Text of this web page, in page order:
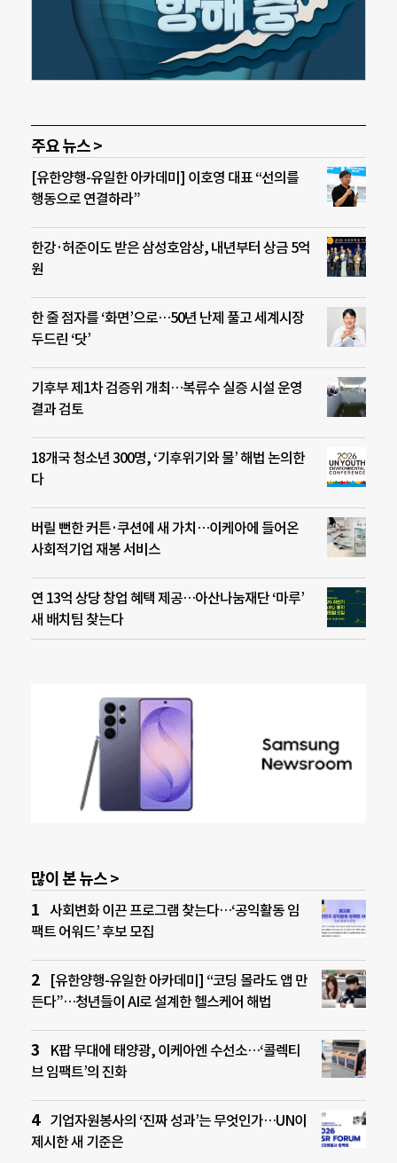
주요 뉴스 >
[유한양행-유일한 아카데미] 이호영 대표 “선의를
행동으로 연결하라”
한강·허준이도 받은 삼성호암상, 내년부터 상금 5억
원
한 줄 점자를 ‘화면’으로…50년 난제 풀고 세계시장
두드린 ‘닷’
기후부 제1차 검증위 개최…복류수 실증 시설 운영
결과 검토
18개국 청소년 300명, ‘기후위기와 물’ 해법 논의한
다
버릴 뻔한 커튼·쿠션에 새 가치…이케아에 들어온
사회적기업 재봉 서비스
연 13억 상당 창업 혜택 제공…아산나눔재단 ‘마루’
새 배치팀 찾는다
많이 본 뉴스 >
사회변화 이끈 프로그램 찾는다…‘공익활동 임
팩트 어워드’ 후보 모집
[유한양행-유일한 아카데미] “코딩 몰라도 앱 만
든다”…청년들이 AI로 설계한 헬스케어 해법
K팝 무대에 태양광, 이케아엔 수선소…‘콜렉티
브 임팩트’의 진화
기업자원봉사의 ‘진짜 성과’는 무엇인가…UN이
제시한 새 기준은